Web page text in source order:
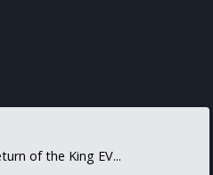
of the King EV...